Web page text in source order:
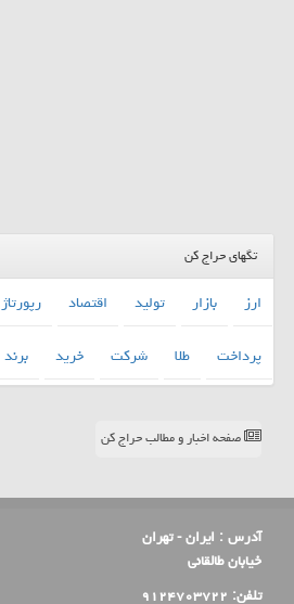
تگهای حراج کن
ارز بازار تولید اقتصاد رپورتاژ
پرداخت
طلا شركت خرید برند
صفحه اخبار و مطالب حراج کن
آدرس : ایران - تهران
خیابان طالقانی
تلفن: ۹۱۲۴۷۰۳۷۲۲